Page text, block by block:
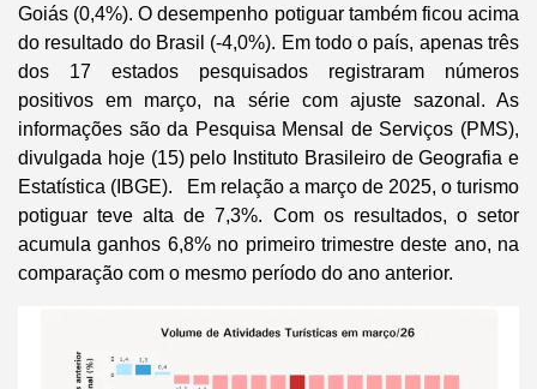
Goiás (0,4%). O desempenho potiguar também ficou acima
do resultado do Brasil (-4,0%). Em todo o país, apenas três
dos 17 estados pesquisados registraram números
positivos em março, na série com ajuste sazonal. As
informações são da Pesquisa Mensal de Serviços (PMS),
divulgada hoje (15) pelo Instituto Brasileiro de Geografia e
Estatística (IBGE). Em relação a março de 2025, o turismo
potiguar teve alta de 7,3%. Com os resultados, o setor
acumula ganhos 6,8% no primeiro trimestre deste ano, na
comparação com o mesmo período do ano anterior.